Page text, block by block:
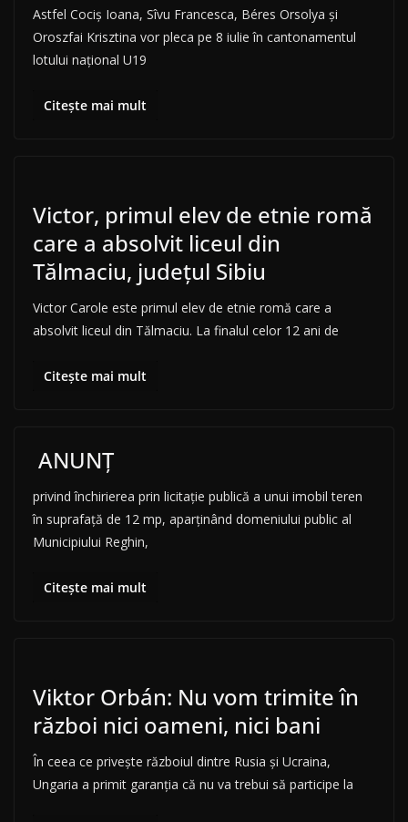
Astfel Cociş Ioana, Sîvu Francesca, Béres Orsolya şi
Oroszfai Krisztina vor pleca pe 8 iulie în cantonamentul
lotului naţional U19
Citește mai mult
Victor, primul elev de etnie romă
care a absolvit liceul din
Tălmaciu, județul Sibiu
Victor Carole este primul elev de etnie romă care a
absolvit liceul din Tălmaciu. La finalul celor 12 ani de
Citește mai mult
ANUNȚ
privind închirierea prin licitație publică a unui imobil teren
în suprafață de 12 mp, aparținând domeniului public al
Municipiului Reghin,
Citește mai mult
Viktor Orbán: Nu vom trimite în
război nici oameni, nici bani
În ceea ce priveşte războiul dintre Rusia şi Ucraina,
Ungaria a primit garanţia că nu va trebui să participe la